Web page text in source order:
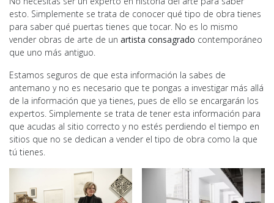
esto. Simplemente se trata de conocer qué tipo de obra tienes
para saber qué puertas tienes que tocar. No es lo mismo
vender obras de arte de un artista consagrado contemporáneo
que uno más antiguo.
Estamos seguros de que esta información la sabes de
antemano y no es necesario que te pongas a investigar más allá
de la información que ya tienes, pues de ello se encargarán los
expertos. Simplemente se trata de tener esta información para
que acudas al sitio correcto y no estés perdiendo el tiempo en
sitios que no se dedican a vender el tipo de obra como la que
tú tienes.